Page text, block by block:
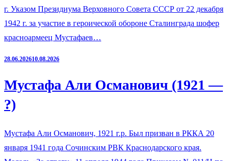
г. Указом Президиума Верховного Совета СССР от 22 декабря
1942 г. за участие в героической обороне Сталинграда шофер
красноармеец Мустафаев…
28.06.202610.08.2026
Мустафа Али Османович (1921 —
?)
Мустафа Али Османович, 1921 г.р. Был призван в РККА 20
января 1941 года Сочинским РВК Краснодарского края.